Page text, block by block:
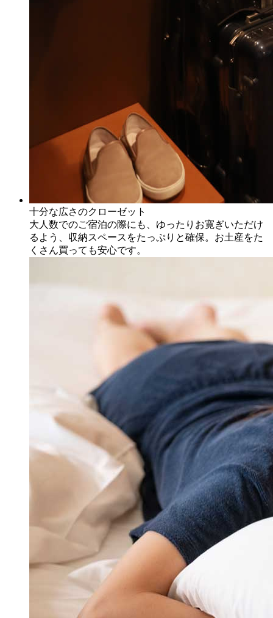
十分な広さのクローゼット
大人数でのご宿泊の際にも、ゆったりお寛ぎいただけ
るよう、収納スペースをたっぷりと確保。お土産をた
くさん買っても安心です。